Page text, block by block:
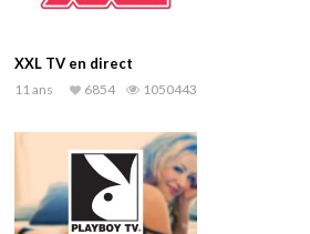
XXL TV en direct
11 ans 1050443
6854